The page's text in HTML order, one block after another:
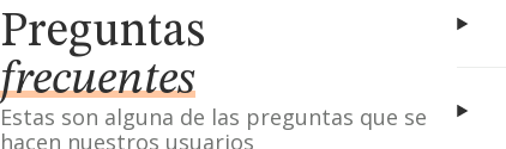
Preguntas
frecuentes
Estas son alguna de las preguntas que se
hacen nuestros usuarios